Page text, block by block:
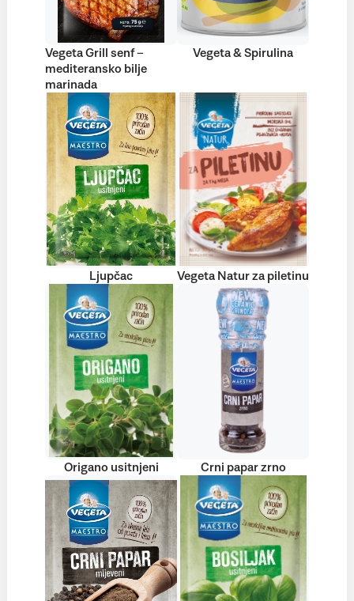
Vegeta Grill senf –
mediteransko bilje
marinada
Vegeta & Spirulina
Ljupčac Vegeta Natur za piletinu
Origano usitnjeni Crni papar zrno